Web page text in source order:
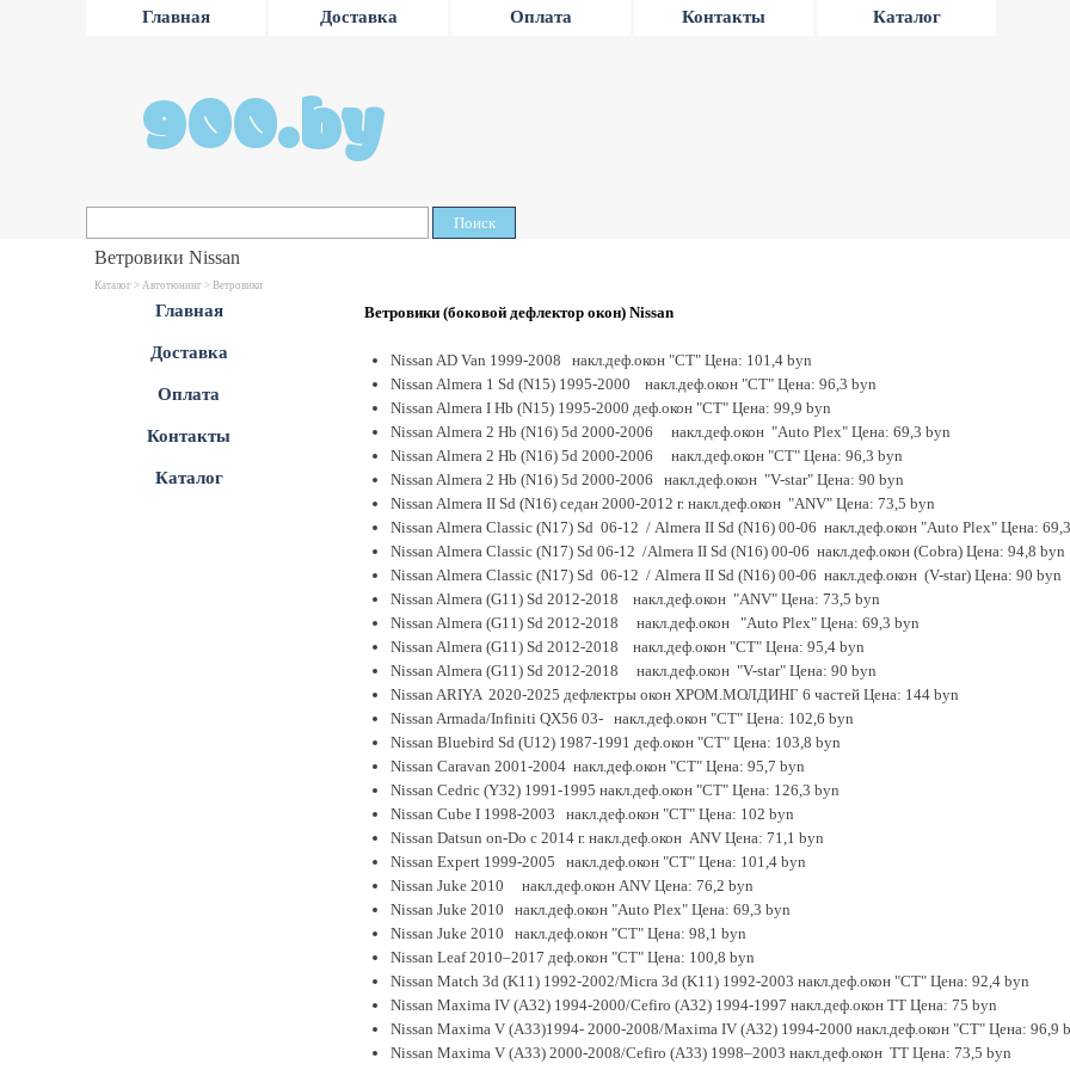
Главная Доставка Оплата Контакты Каталог
900.by
Поиск
Ветровики Nissan
Каталог >Автотюнинг > Ветровики
Главная
Доставка
Оплата
Контакты
Каталог
Ветровики (боковой дефлектор окон) Nissan
Nissan AD Van 1999-2008 накл.деф.окон "CT" Цена: 101,4 byn
Nissan Almera 1 Sd (N15) 1995-2000 накл.деф.окон "CT" Цена: 96,3 byn
Nissan Almera I Hb (N15) 1995-2000 деф.окон "CT" Цена: 99,9 byn
Nissan Almera 2 Hb (N16) 5d 2000-2006 накл.деф.окон "Auto Plex" Цена: 69,3 byn
Nissan Almera 2 Hb (N16) 5d 2000-2006 накл.деф.окон "CT" Цена: 96,3 byn
Nissan Almera 2 Hb (N16) 5d 2000-2006 накл.деф.окон "V-star" Цена: 90 byn
Nissan Almera II Sd (N16) седан 2000-2012 г. накл.деф.окон "ANV" Цена: 73,5 byn
Nissan Almera Classic (N17) Sd 06-12 / Аlmera II Sd (N16) 00-06 накл.деф.окон "Auto Plex" Цена:
Nissan Almera Classic (N17) Sd 06-12 /Аlmera II Sd (N16) 00-06 накл.деф.окон (Cobra) Цена: 94,8 byn
Nissan Almera Classic (N17) Sd 06-12 / Аlmera II Sd (N16) 00-06 накл.деф.окон (V-star) Цена: 90 byn
Nissan Almera (G11) Sd 2012-2018 накл.деф.окон "ANV" Цена: 73,5 byn
Nissan Almera (G11) Sd 2012-2018 накл.деф.окон "Auto Plex" Цена: 69,3 byn
Nissan Almera (G11) Sd 2012-2018 накл.деф.окон "CT" Цена: 95,4 byn
Nissan Almera (G11) Sd 2012-2018 накл.деф.окон "V-star" Цена: 90 byn
Nissan ARIYA 2020-2025 дефлектры окон ХРОМ.МОЛДИНГ 6 частей Цена: 144 byn
Nissan Armada/Infiniti QX56 03- накл.деф.окон "CT" Цена: 102,6 byn
Nissan Bluebird Sd (U12) 1987-1991 деф.окон "CT" Цена: 103,8 byn
Nissan Caravan 2001-2004 накл.деф.окон "CT" Цена: 95,7 byn
Nissan Cedric (Y32) 1991-1995 накл.деф.окон "CT" Цена: 126,3 byn
Nissan Cube I 1998-2003 накл.деф.окон "CT" Цена: 102 byn
Nissan Datsun on-Do с 2014 г. накл.деф.окон ANV Цена: 71,1 byn
Nissan Expert 1999-2005 накл.деф.окон "CT" Цена: 101,4 byn
Nissan Juke 2010 накл.деф.окон ANV Цена: 76,2 byn
Nissan Juke 2010 накл.деф.окон "Auto Plex" Цена: 69,3 byn
Nissan Juke 2010 накл.деф.окон "CT" Цена: 98,1 byn
Nissan Leaf 2010–2017 деф.окон "CT" Цена: 100,8 byn
Nissan Match 3d (K11) 1992-2002/Micra 3d (K11) 1992-2003 накл.деф.окон "CT" Цена: 92,4 byn
Nissan Maxima IV (A32) 1994-2000/Cefiro (A32) 1994-1997 накл.деф.окон TT Цена: 75 byn
Nissan Maxima V (A33)1994- 2000-2008/Maxima IV (A32) 1994-2000 накл.деф.окон "CT" Цена: 96,9
Nissan Maxima V (A33) 2000-2008/Cefiro (A33) 1998–2003 накл.деф.окон TT Цена: 73,5 byn